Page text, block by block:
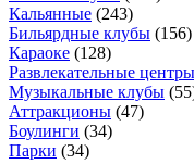
Кальянные (243)
Бильярдные клубы (156)
Караоке (128)
Развлекательные центры
Музыкальные клубы (55
Аттракционы (47)
Боулинги (34)
Парки (34)